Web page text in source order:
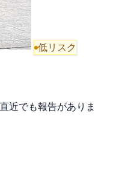
低リスク
近でも報告がありま